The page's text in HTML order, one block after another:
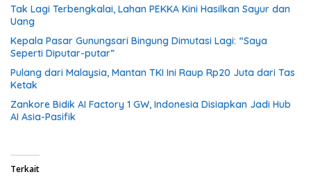
Tak Lagi Terbengkalai, Lahan PEKKA Kini Hasilkan Sayur dan
Uang
Kepala Pasar Gunungsari Bingung Dimutasi Lagi: “Saya
Seperti Diputar-putar”
Pulang dari Malaysia, Mantan TKI Ini Raup Rp20 Juta dari Tas
Ketak
Zankore Bidik AI Factory 1 GW, Indonesia Disiapkan Jadi Hub
AI Asia-Pasifik
Terkait